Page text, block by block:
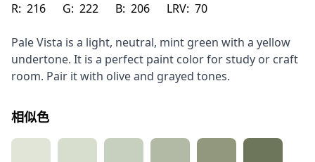
R: 216 G: 222 B: 206 LRV: 70
Pale Vista is a light, neutral, mint green with a yellow
undertone. It is a perfect paint color for study or craft
room. Pair it with olive and grayed tones.
相似色